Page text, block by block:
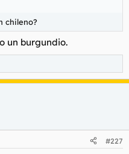
chileno?
un burgundio.
#227